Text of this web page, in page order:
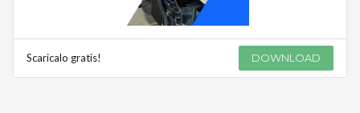
Scaricalo gratis! DOWNLOAD